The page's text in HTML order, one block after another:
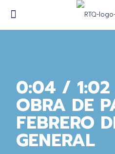
0:04 / 1:02
OBRA DE
FEBRERO
GENERAL